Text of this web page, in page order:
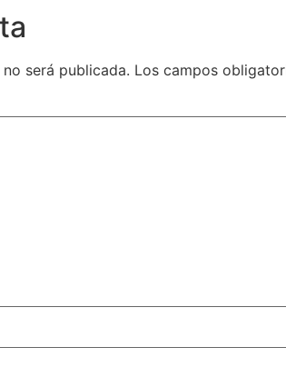
será publicada. Los campos